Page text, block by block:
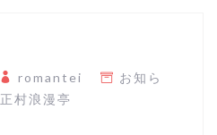
romantei
お知ら
村浪漫亭